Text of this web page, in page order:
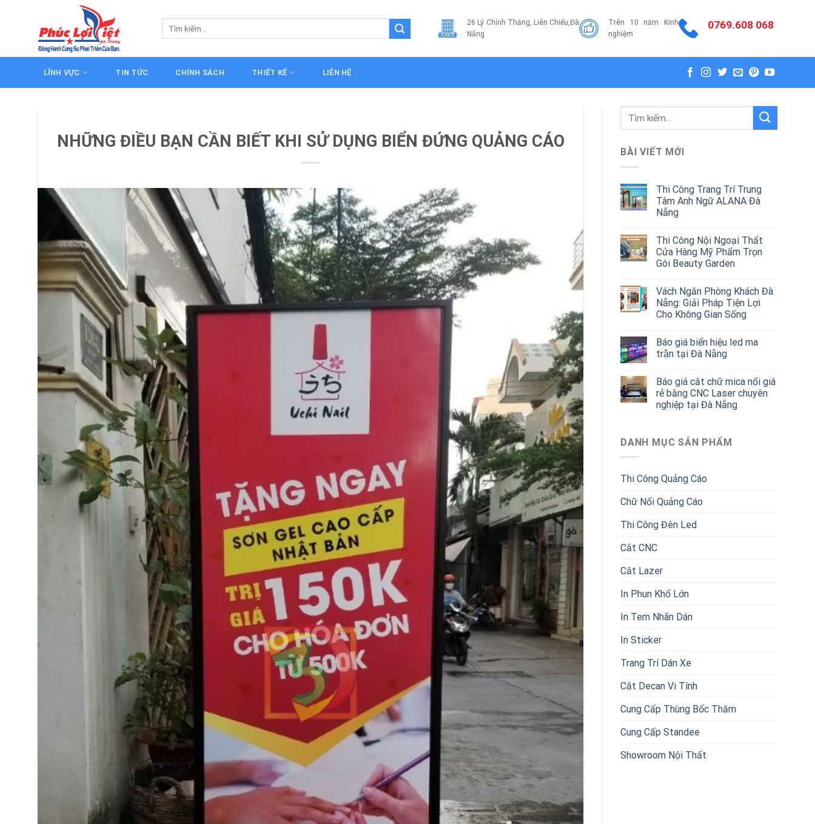
26 Lý Chính Thắng, Liên Chiểu,Đà
Nẵng
Trên 10 năm Kinh
nghiệm
0769.608 068
LĨNH VỰC TIN TỨC CHÍNH SÁCH THIẾT KẾ LIÊN HỆ
NHỮNG ĐIỀU BẠN CẦN BIẾT KHI SỬ DỤNG BIỂN ĐỨNG QUẢNG CÁO
Tìm
BÀI VIẾT MỚI
Thi Công Trang Trí Trung
Tâm Anh Ngữ ALANA Đà
Nẵng
Thi Công Nội Ngoại Thất
Cửa Hàng Mỹ Phẩm Trọn
Gói Beauty Garden
Vách Ngăn Phòng Khách Đà
Nẵng: Giải Pháp Tiện Lợi
Cho Không Gian Sống
Báo giá biển hiệu led ma
trận tại Đà Nẵng
Báo giá cắt chữ mica nổi giá
rẻ bằng CNC Laser chuyên
nghiệp tại Đà Nẵng
DANH MỤC SẢN PHẨM
Thi Công Quảng Cáo
Chữ Nổi Quảng Cáo
Thi Công Đèn Led
Cắt CNC
Cắt Lazer
In Phun Khổ Lớn
In Tem Nhãn Dán
In Sticker
Trang Trí Dán Xe
Cắt Decan Vi Tính
Cung Cấp Thùng Bốc Thăm
Cung Cấp Standee
Showroom Nội Thất